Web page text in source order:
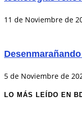
11 de Noviembre de
5 de Noviembre de
LO MÁS LEÍDO EN